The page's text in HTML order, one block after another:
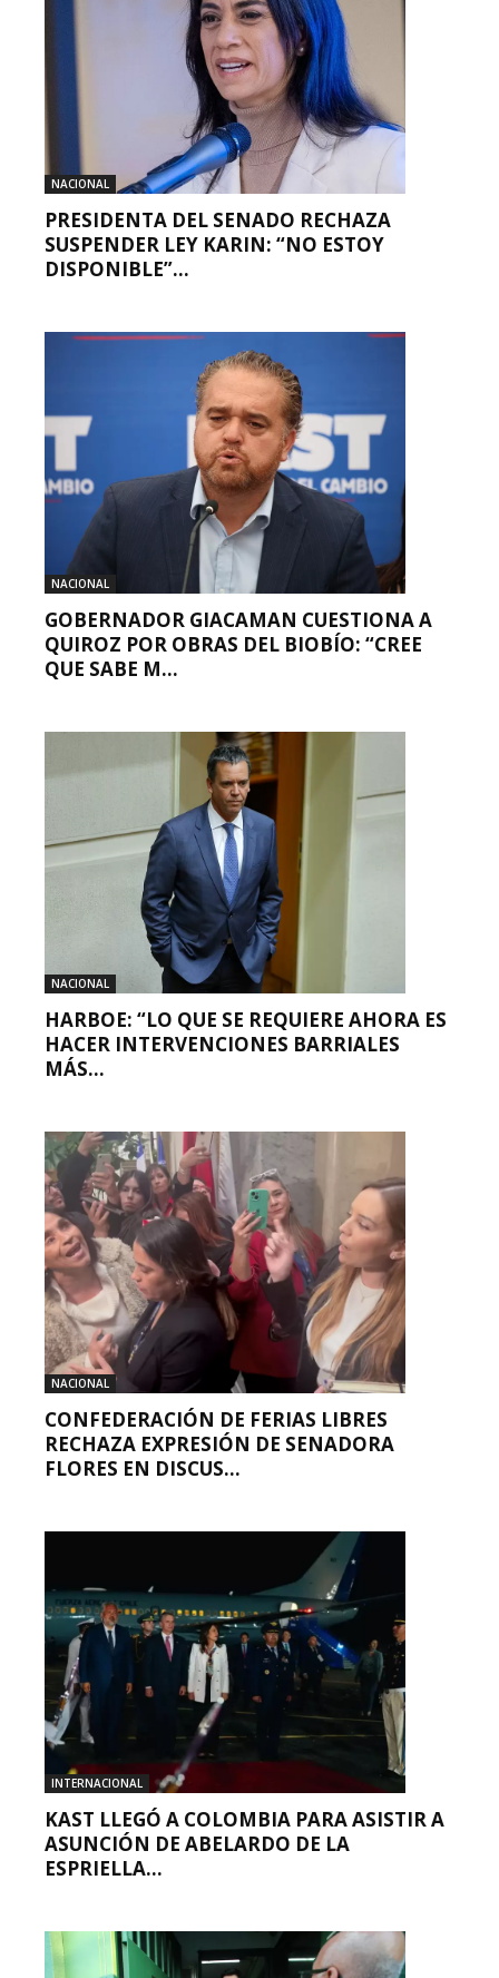
NACIONAL
PRESIDENTA DEL SENADO RECHAZA
SUSPENDER LEY KARIN: “NO ESTOY
DISPONIBLE”...
NACIONAL
GOBERNADOR GIACAMAN CUESTIONA A
QUIROZ POR OBRAS DEL BIOBÍO: “CREE
QUE SABE M...
NACIONAL
HARBOE: “LO QUE SE REQUIERE AHORA ES
HACER INTERVENCIONES BARRIALES
MÁS...
NACIONAL
CONFEDERACIÓN DE FERIAS LIBRES
RECHAZA EXPRESIÓN DE SENADORA
FLORES EN DISCUS...
INTERNACIONAL
KAST LLEGÓ A COLOMBIA PARA ASISTIR A
ASUNCIÓN DE ABELARDO DE LA
ESPRIELLA...